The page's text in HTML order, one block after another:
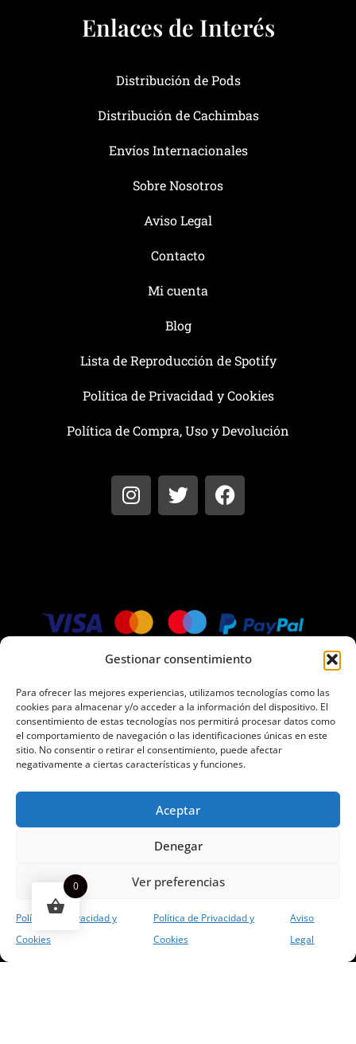
Gestionar consentimiento
Para ofrecer las mejores experiencias, utilizamos tecnologías como las
cookies para almacenar y/o acceder a la información del dispositivo. El
consentimiento de estas tecnologías nos permitirá procesar datos como
el comportamiento de navegación o las identificaciones únicas en este
sitio. No consentir o retirar el consentimiento, puede afectar
negativamente a ciertas características y funciones.
Aceptar
Denegar
Ver preferencias
Política de Privacidad y
Cookies
Política de Privacidad y
Cookies
Aviso
Legal
Enlaces de Interés
Distribución de Pods
Distribución de Cachimbas
Envíos Internacionales
Sobre Nosotros
Aviso Legal
Contacto
Mi cuenta
Blog
Lista de Reproducción de Spotify
Política de Privacidad y Cookies
Política de Compra, Uso y Devolución
I
n
s
r
a
m
T
w
i
r
F
a
c
k
0
Funciona gracias a Green Concept
Plato Cascada Mini Khalifa
ser tuyo solo por9,99 €!
Si tienes alguna duda, pregúntanos.
Abrir chat